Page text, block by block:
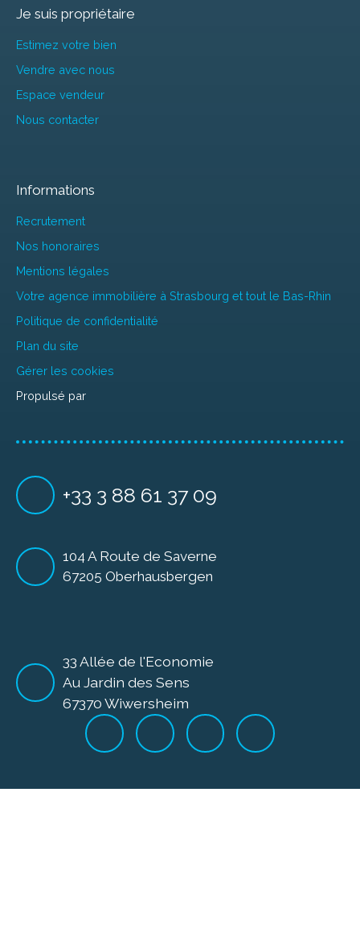
Je suis propriétaire
Estimez votre bien
Vendre avec nous
Espace vendeur
Nous contacter
Informations
Recrutement
Nos honoraires
Mentions légales
Votre agence immobilière à Strasbourg et tout le Bas-Rhin
Politique de confidentialité
Plan du site
Gérer les cookies
Propulsé par
+33 3 88 61 37 09
104 A Route de Saverne
67205 Oberhausbergen
33 Allée de l'Economie
Au Jardin des Sens
67370 Wiwersheim